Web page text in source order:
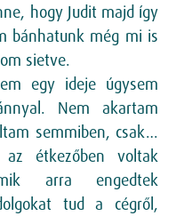
hogy Judit majd így
bánhatunk még mi is
sietve.
egy ideje úgysem
Nem akartam
semmiben, csak…
étkezőben voltak
arra engedtek
tud a cégről,